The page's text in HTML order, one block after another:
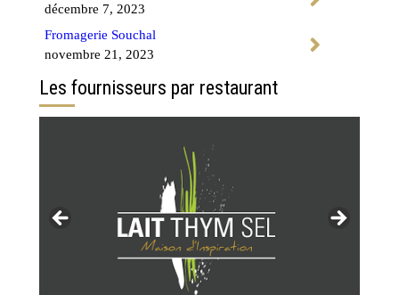
décembre 7, 2023
Fromagerie Souchal
novembre 21, 2023
Les fournisseurs par restaurant